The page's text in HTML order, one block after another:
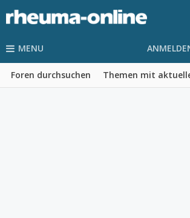
MENU
Foren durchsuchen Themen mit